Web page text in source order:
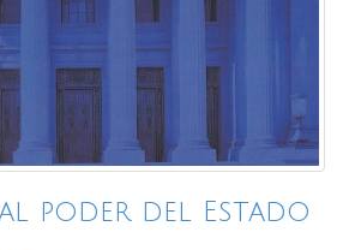
poder del Estado